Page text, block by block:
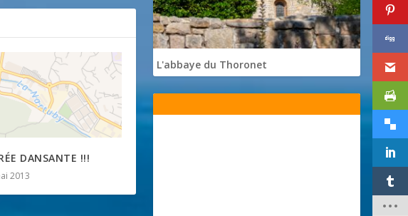
DANSANTE !!!
2013
L'abbaye du Thoronet